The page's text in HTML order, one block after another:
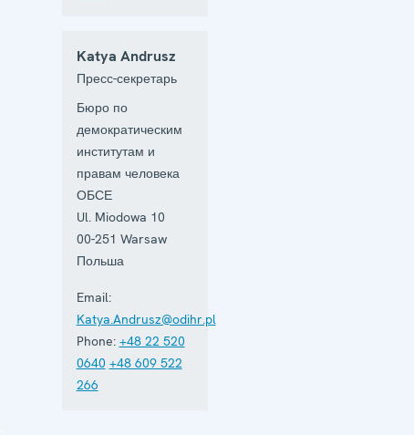
Katya Andrusz
Пресс-секретарь
Бюро по
демократическим
институтам и
правам человека
ОБСЕ
Ul. Miodowa 10
00-251 Warsaw
Польша
Email:
Katya.Andrusz@odihr.pl
Phone: +48 22 520
0640 +48 609 522
266